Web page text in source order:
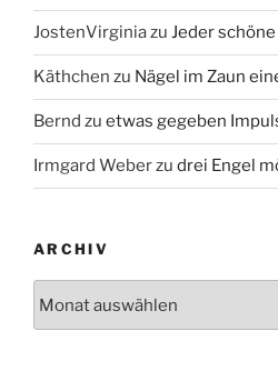
JostenVirginiazu Jeder
Käthchen zu Nägel im Zaun
Bernd zu etwas gegeben
Irmgard Weberzu drei Engel
ARCHIV